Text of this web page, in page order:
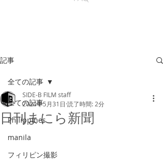
記事
全ての記事
Philippines
manila
フィリピン撮影
全ての記事
日刊まにら新聞
SIDE-B FILM staff
2024年5月31日 読了時間: 2分